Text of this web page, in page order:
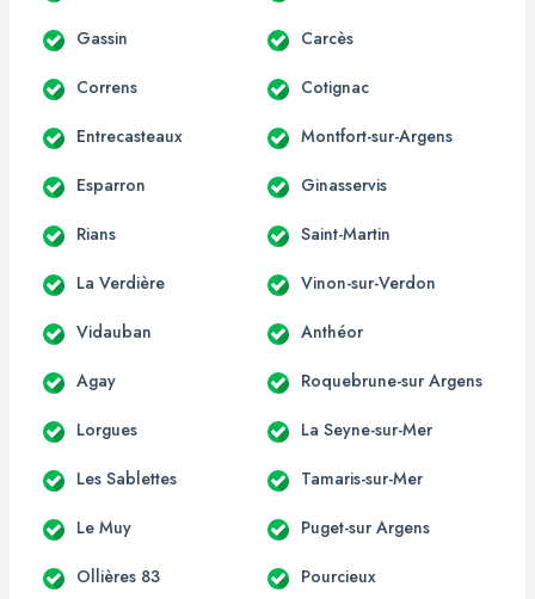
Gassin Carcès
Correns Cotignac
Entrecasteaux Montfort-sur-Argens
Esparron Ginasservis
Rians Saint-Martin
La Verdière Vinon-sur-Verdon
Vidauban Anthéor
Agay Roquebrune-sur Argens
Lorgues La Seyne-sur-Mer
Les Sablettes Tamaris-sur-Mer
Le Muy Puget-sur Argens
Ollières 83 Pourcieux